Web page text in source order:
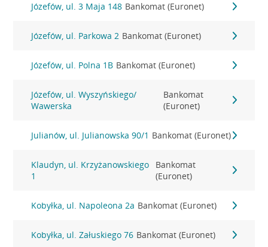
Józefów, ul. 3 Maja 148 Bankomat (Euronet)
Józefów, ul. Parkowa 2 Bankomat (Euronet)
Józefów, ul. Polna 1B Bankomat (Euronet)
Józefów, ul. Wyszyńskiego/
Wawerska
Bankomat
(Euronet)
Julianów, ul. Julianowska 90/1 Bankomat (Euronet)
Klaudyn, ul. Krzyżanowskiego
1
Bankomat
(Euronet)
Kobyłka, ul. Napoleona 2a Bankomat (Euronet)
Kobyłka, ul. Załuskiego 76 Bankomat (Euronet)